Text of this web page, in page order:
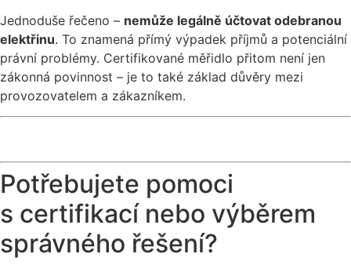
Jednoduše řečeno – nemůže legálně účtovat odebranou
elektřinu. To znamená přímý výpadek příjmů a potenciální
právní problémy. Certifikované měřidlo přitom není jen
zákonná povinnost – je to také základ důvěry mezi
provozovatelem a zákazníkem.
Potřebujete pomoci
s certifikací nebo výběrem
správného řešení?